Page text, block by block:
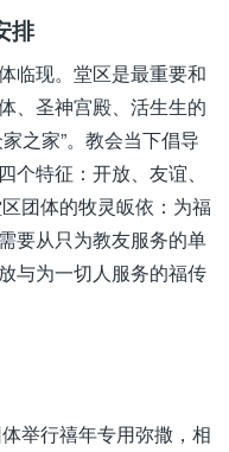
排
临现。堂区是最重要和
、圣神宫殿、活生生的
之家”。教会当下倡导
特征：开放、友谊、
团体的牧灵皈依：为福
要从只为教友服务的单
与为一切人服务的福传
举行禧年专用弥撒，相